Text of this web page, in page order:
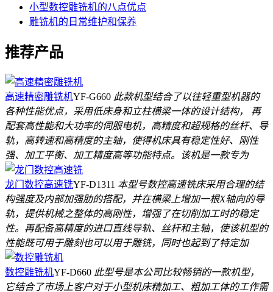
小型数控雕铣机的八点优点
雕铣机的日常维护和保养
推荐产品
高速精密雕铣机YF-G660 此款机型结合了以往轻重型机器的
各种性能优点，采用低床身和立柱横梁一体的设计结构， 再
配套高性能和大功率的伺服电机，高精度和超规格的丝杆、导
轨，高转速和高精度的主轴，使得机床具有稳定性好、刚性
强、加工平衡、加工精度高等功能特点。该机是一款专为
龙门数控高速铣YF-D1311 本型号数控高速铣床采用合理的结
构强度及内部加强肋的搭配，并在横梁上增加一根X轴向的导
轨，提供机械之整体的高刚性，增强了在切削加工时的稳定
性。再配备高精度的进口直线导轨、丝杆和主轴，使该机型的
性能既可用于雕刻也可以用于雕铣，同时也起到了特定加
数控雕铣机YF-D660 此型号是本公司比较畅销的一款机型，
它结合了市场上客户对于小型机床精加工、粗加工体的工作需